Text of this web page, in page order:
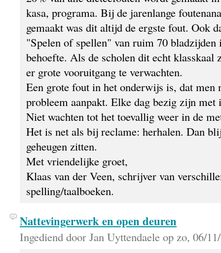
kasa, programa. Bij de jarenlange
gemaakt was dit altijd de ergste fout. Ook
"Spelen of spellen" van ruim 70 bladzijden
behoefte. Als de scholen dit echt klasskaal
er grote vooruitgang te verwachten.
Een grote fout in het onderwijs is, dat men
probleem aanpakt. Elke dag bezig zijn met
Niet wachten tot het toevallig weer in de
Het is net als bij reclame: herhalen. Dan
geheugen zitten.
Met vriendelijke groet,
Klaas van der Veen, schrijver van
spelling/taalboeken.
Nattevingerwerk en open deuren
Ingediend door Jan Uyttendaele op zo, 06/